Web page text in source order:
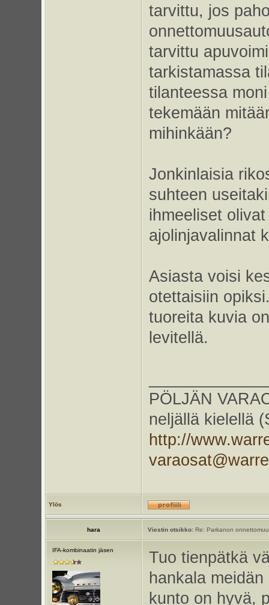
tarvittu, jos
tarvittu
tarkistamassa
tilanteessa
tekemään
mihinkään?
Jonkinlaisia
suhteen
ihmeeliset
ajolinjavalinnat
Asiasta voisi
otettaisiin
tuoreita kuvia
levitellä.
PÖLJÄN
neljällä kielellä
http://
Ylös
hara Viestin otsikko:Re: Parkanon
IFA-kombinaatin jäsen
Tuo tienpätkä
hankala
kunto on hyvä,